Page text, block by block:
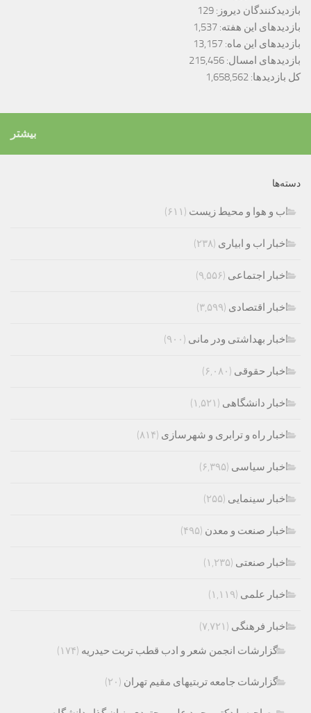
بازدیدکنندگان دیروز: 129
بازدیدهای این هفته: 1,537
بازدیدهای این ماه: 13,157
بازدیدهای امسال: 215,456
کل بازدیدها: 1,658,562
بیشتر
دسته‌ها
اب و هوا و محیط زیست (۶۱۱)
اخبار اب و ابیاری (۲۳۸)
اخبار اجتماعی (۹,۵۵۶)
اخبار اقتصادی (۳,۵۹۹)
اخبار بهداشتی ودر مانی (۹۰۰)
اخبار حقوقی (۶,۰۸۰)
اخبار دانشگاهی (۱,۵۲۱)
اخبار راه و ترابری و شهرسازی (۸۱۴)
اخبار سیاسی (۶,۳۹۵)
اخبار سینمایی (۲۵۵)
اخبار صنعت و معدن (۴۹۵)
اخبار صنعتی (۱,۲۳۵)
اخبار علمی (۱,۱۱۹)
اخبار فرهنگی (۷,۷۲۱)
گزارشات انجمن شعر و ادب قطب تربت حیدریه (۱۷۴)
گزارشات جامعه تربتیهای مقیم تهران (۲۰)